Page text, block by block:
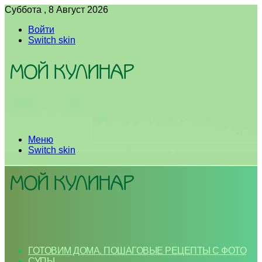
Суббота , 8 Август 2026
Войти
Switch skin
Меню
Switch skin
ГОТОВИМ ДОМА. ПОШАГОВЫЕ РЕЦЕПТЫ С ФОТО